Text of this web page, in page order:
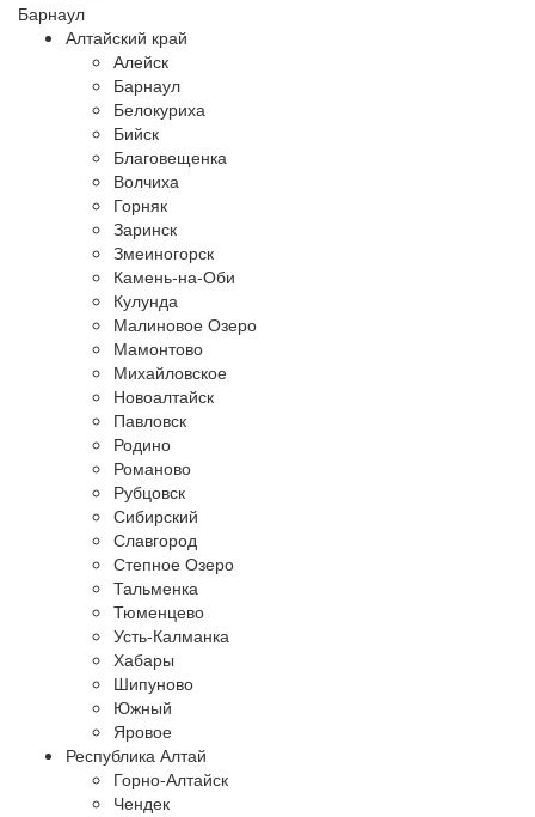
Барнаул
Алтайский край
Алейск
Барнаул
Белокуриха
Бийск
Благовещенка
Волчиха
Горняк
Заринск
Змеиногорск
Камень-на-Оби
Кулунда
Малиновое Озеро
Мамонтово
Михайловское
Новоалтайск
Павловск
Родино
Романово
Рубцовск
Сибирский
Славгород
Степное Озеро
Тальменка
Тюменцево
Усть-Калманка
Хабары
Шипуново
Южный
Яровое
Республика Алтай
Горно-Алтайск
Чендек